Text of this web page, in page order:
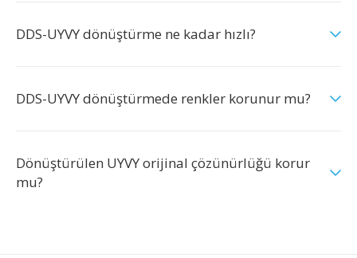
DDS-UYVY dönüştürme ne kadar hızlı?
DDS-UYVY dönüştürmede renkler korunur mu?
Dönüştürülen UYVY orijinal çözünürlüğü korur
mu?